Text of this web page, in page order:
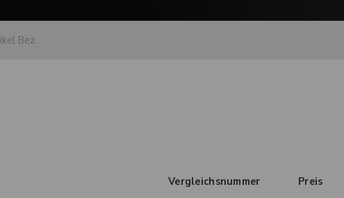
Vergleichsnummer Preis